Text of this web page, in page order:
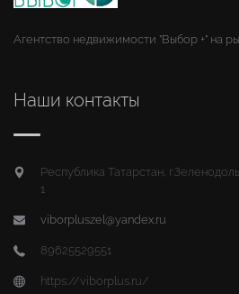
Агентство недвижимости "Выбор +" на
Наши контакты
Республика Татарстан,
1
viborpluszel@yandex.ru
89625529551
https://viborplus.ru/